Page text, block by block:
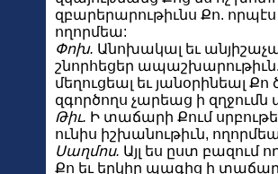
զբարերարութիւնս Քո. որպէս
ողորմեա:
Փոխ. Անոխակալ եւ
շնորհեցեր ապաշխարութիւն.
մեղուցեալ եւ յանօրինեալ
զգործողս չարեաց ի
Թիւ. Ի տաճարի Քում
ունիս իշխանութիւն,
Սաղմոս. Այլ ես ըստ բազում
Քո եւ երկիր պագից ի տաճար